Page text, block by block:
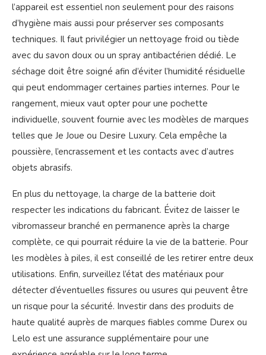
l’appareil est essentiel non seulement pour des raisons
d’hygiène mais aussi pour préserver ses composants
techniques. Il faut privilégier un nettoyage froid ou tiède
avec du savon doux ou un spray antibactérien dédié. Le
séchage doit être soigné afin d’éviter l’humidité résiduelle
qui peut endommager certaines parties internes. Pour le
rangement, mieux vaut opter pour une pochette
individuelle, souvent fournie avec les modèles de marques
telles que Je Joue ou Desire Luxury. Cela empêche la
poussière, l’encrassement et les contacts avec d’autres
objets abrasifs.
En plus du nettoyage, la charge de la batterie doit
respecter les indications du fabricant. Évitez de laisser le
vibromasseur branché en permanence après la charge
complète, ce qui pourrait réduire la vie de la batterie. Pour
les modèles à piles, il est conseillé de les retirer entre deux
utilisations. Enfin, surveillez l’état des matériaux pour
détecter d’éventuelles fissures ou usures qui peuvent être
un risque pour la sécurité. Investir dans des produits de
haute qualité auprès de marques fiables comme Durex ou
Lelo est une assurance supplémentaire pour une